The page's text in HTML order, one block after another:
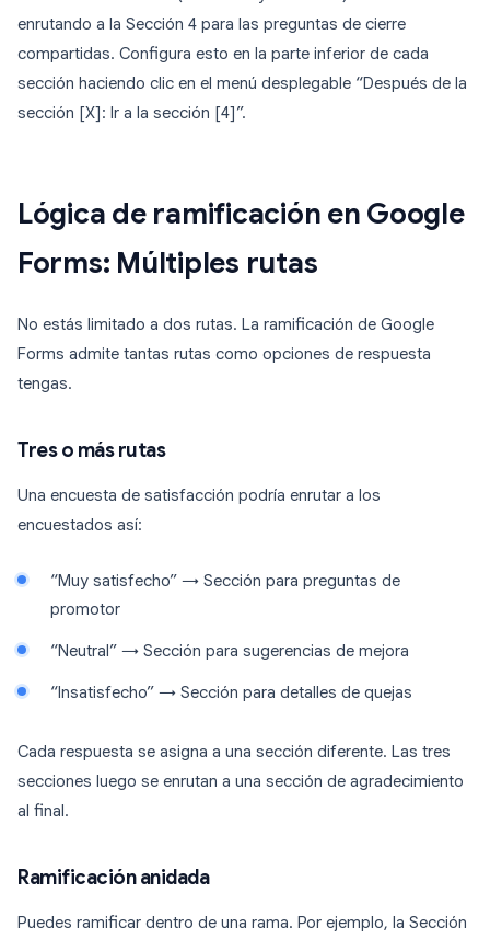
enrutando a la Sección 4 para las preguntas de cierre
compartidas. Configura esto en la parte inferior de cada
sección haciendo clic en el menú desplegable “Después de la
sección [X]: Ir a la sección [4]”.
Lógica de ramificación en Google
Forms: Múltiples rutas
No estás limitado a dos rutas. La ramificación de Google
Forms admite tantas rutas como opciones de respuesta
tengas.
Tres o más rutas
Una encuesta de satisfacción podría enrutar a los
encuestados así:
“Muy satisfecho” → Sección para preguntas de
promotor
“Neutral” → Sección para sugerencias de mejora
“Insatisfecho” → Sección para detalles de quejas
Cada respuesta se asigna a una sección diferente. Las tres
secciones luego se enrutan a una sección de agradecimiento
al final.
Ramificación anidada
Puedes ramificar dentro de una rama. Por ejemplo, la Sección